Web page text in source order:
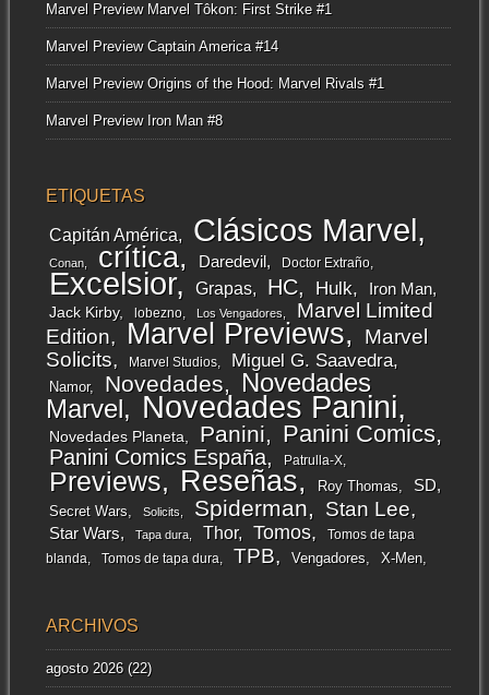
Marvel Preview Marvel Tôkon: First Strike #1
Marvel Preview Captain America #14
Marvel Preview Origins of the Hood: Marvel Rivals #1
Marvel Preview Iron Man #8
ETIQUETAS
Capitán América Clásicos Marvel
Conan crítica Daredevil Doctor Extraño
Excelsior Grapas HC Hulk Iron Man
Jack Kirby lobezno Los Vengadores
Marvel Limited
Edition
Marvel Previews
Marvel
Solicits
Marvel Studios Miguel G. Saavedra
Namor Novedades
Novedades
Marvel
Novedades Panini
Novedades Planeta Panini Panini Comics
Panini Comics España Patrulla-X
Previews Reseñas Roy Thomas SD
Secret Wars Solicits Spiderman Stan Lee
Star Wars Tapa dura Thor Tomos
Tomos de tapa
blanda
Tomos de tapa dura TPB Vengadores X-Men
ARCHIVOS
agosto 2026(22)